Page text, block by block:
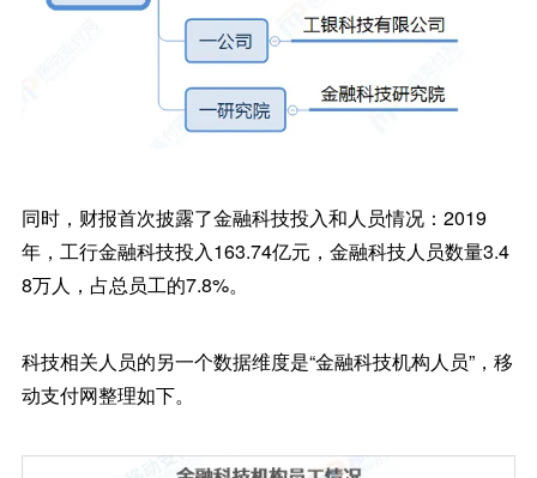
同时，财报首次披露了金融科技投入和人员情况：2019
年，工行金融科技投入163.74亿元，金融科技人员数量3.4
8万人，占总员工的7.8%。
科技相关人员的另一个数据维度是“金融科技机构人员”，移
动支付网整理如下。